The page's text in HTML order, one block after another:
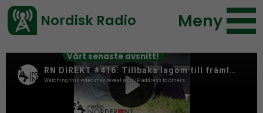
Vårt senaste avsnitt!
Nordisk Radio Meny